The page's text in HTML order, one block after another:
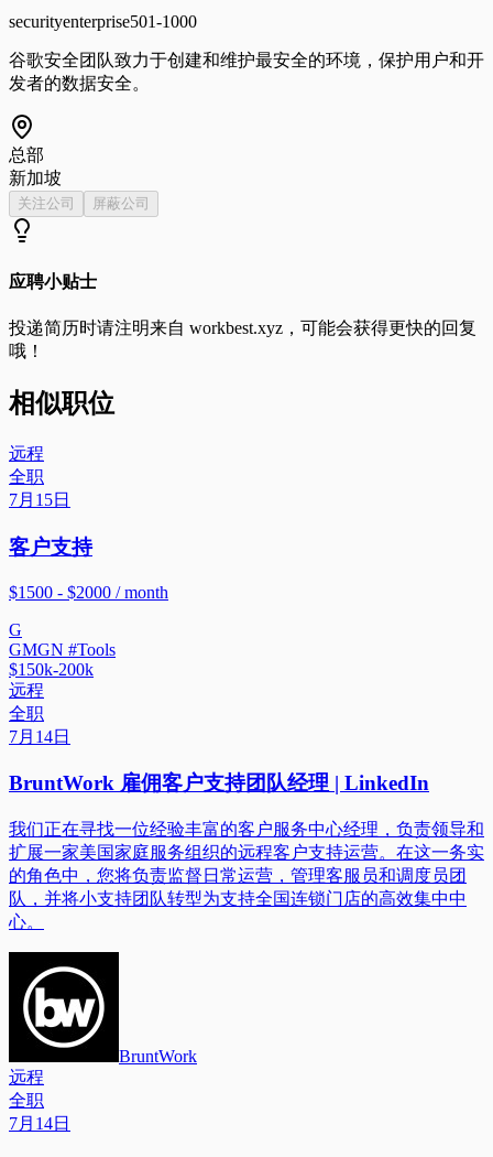
securityenterprise501-1000
谷歌安全团队致力于创建和维护最安全的环境，保护用户和开
发者的数据安全。
总部
新加坡
关注公司 屏蔽公司
应聘小贴士
投递简历时请注明来自 workbest.xyz ，可能会获得更快的回复
哦！
相似职位
远程
全职
7月15日
客户支持
$1500 - $2000 / month
G
GMGN #Tools
$150k-200k
远程
全职
7月14日
BruntWork 雇佣客户支持团队经理 | LinkedIn
我们正在寻找一位经验丰富的客户服务中心经理，负责领导和
扩展一家美国家庭服务组织的远程客户支持运营。在这一务实
的角色中，您将负责监督日常运营，管理客服员和调度员团
队，并将小支持团队转型为支持全国连锁门店的高效集中中
心。
BruntWork
远程
全职
7月14日